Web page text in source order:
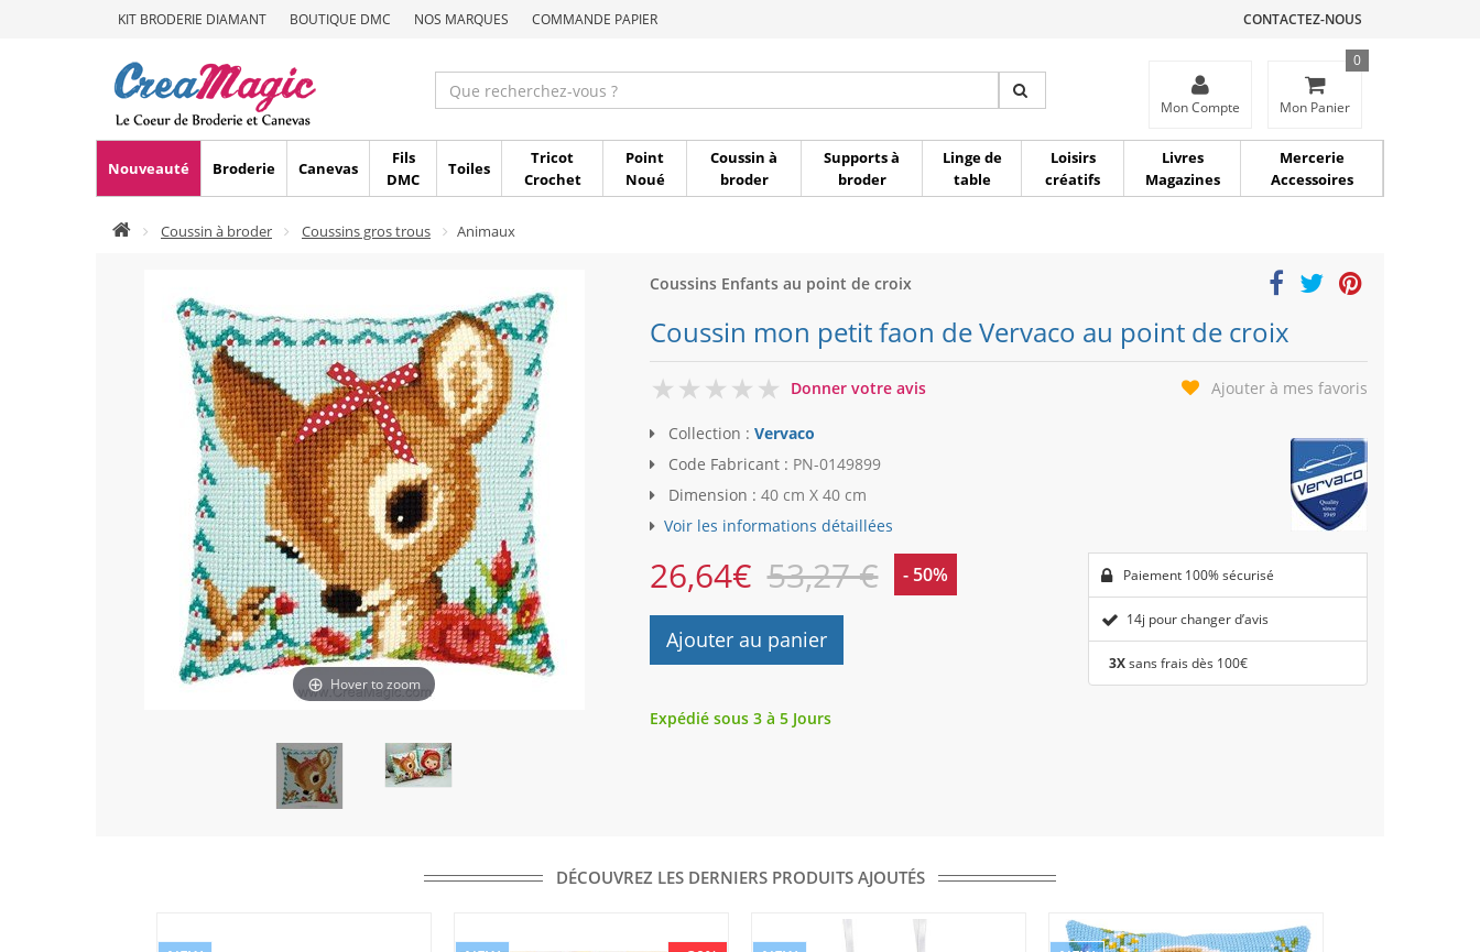
KIT BRODERIE DIAMANT BOUTIQUE DMC NOS MARQUES COMMANDE PAPIER CONTACTEZ-NOUS
Mon Compte Mon Panier
0
Nouveauté Broderie Canevas
Fils
DMC
Toiles
Tricot
Crochet
Point
Noué
Coussin à
broder
Supports à
broder
Linge de
table
Loisirs
créatifs
Livres
Magazines
Mercerie
Accessoires
Coussin à broder Coussins gros trous Animaux
Hover to zoom
Coussins Enfants au point de croix
Coussin mon petit faon de Vervaco au point de croix
0
Donner votre avis Ajouter à mes favoris
Collection : Vervaco
Code Fabricant : PN-0149899
Dimension : 40 cm X 40 cm
Voir les informations détaillées
26,64€ 53,27 € - 50%
Ajouter au panier
Paiement 100% sécurisé
14j pour changer d’avis
3Xsans frais dès 100€
Expédié sous 3 à 5 Jours
DÉCOUVREZ LES DERNIERS PRODUITS AJOUTÉS